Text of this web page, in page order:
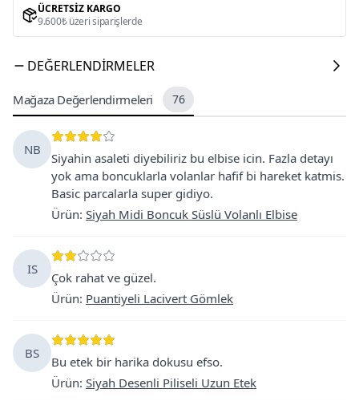
ÜCRETSIZ KARGO
9.600₺ üzeri siparişlerde
DEĞERLENDIRMELER
Mağaza Değerlendirmeleri 76
NB
Siyahin asaleti diyebiliriz bu elbise icin. Fazla detayı
yok ama boncuklarla volanlar hafif bi hareket katmis.
Basic parcalarla super gidiyo.
Ürün: Siyah Midi Boncuk Süslü Volanlı Elbise
IS
Çok rahat ve güzel.
Ürün: Puantiyeli Lacivert Gömlek
BS
Bu etek bir harika dokusu efso.
Ürün: Siyah Desenli Piliseli Uzun Etek